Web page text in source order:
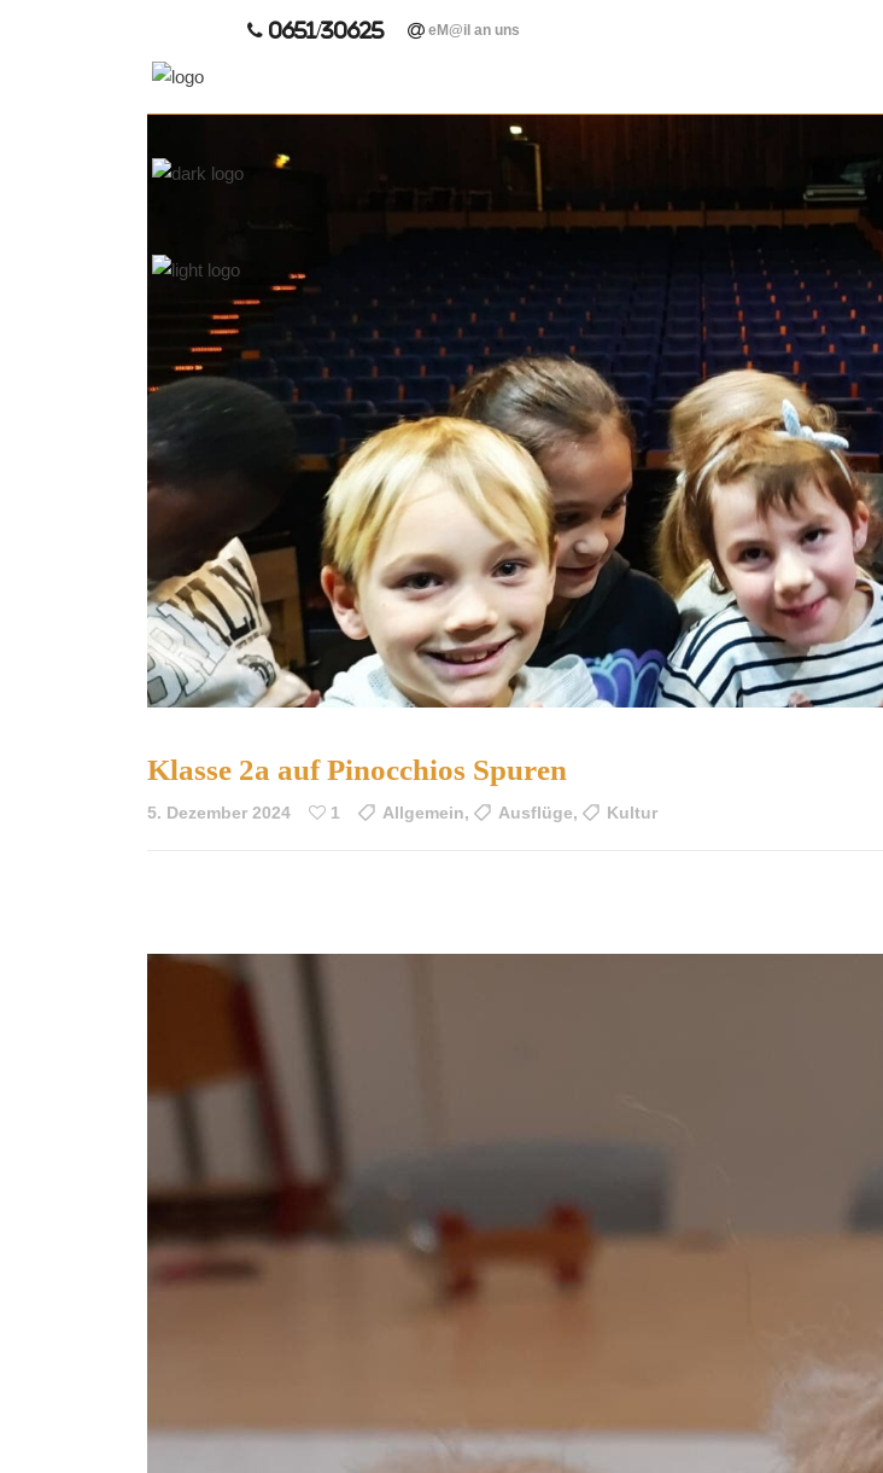
0651/30625 eM@il an uns
Klasse 2a auf Pinocchios Spuren
5. Dezember 2024 1 Allgemein, Ausflüge, Kultur